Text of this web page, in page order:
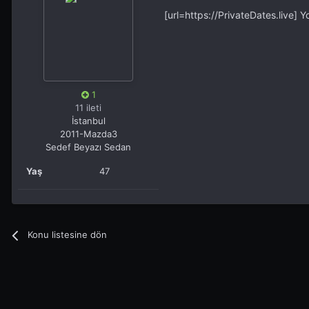
1
11 ileti
İstanbul
2011-Mazda3
Sedef Beyazı Sedan
Yaş 47
[url=https://PrivateDates.live]
Konu listesine dön